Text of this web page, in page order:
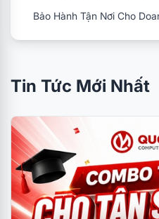
Bảo Hành Tận Nơi Cho
Tin Tức Mới Nhất